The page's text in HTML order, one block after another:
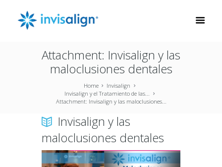
Attachment: Invisalign y las
maloclusiones dentales
Home
Invisalign
Invisalign y el Tratamiento de las...
Attachment: Invisalign y las maloclusiones...
Invisalign y las
maloclusiones dentales